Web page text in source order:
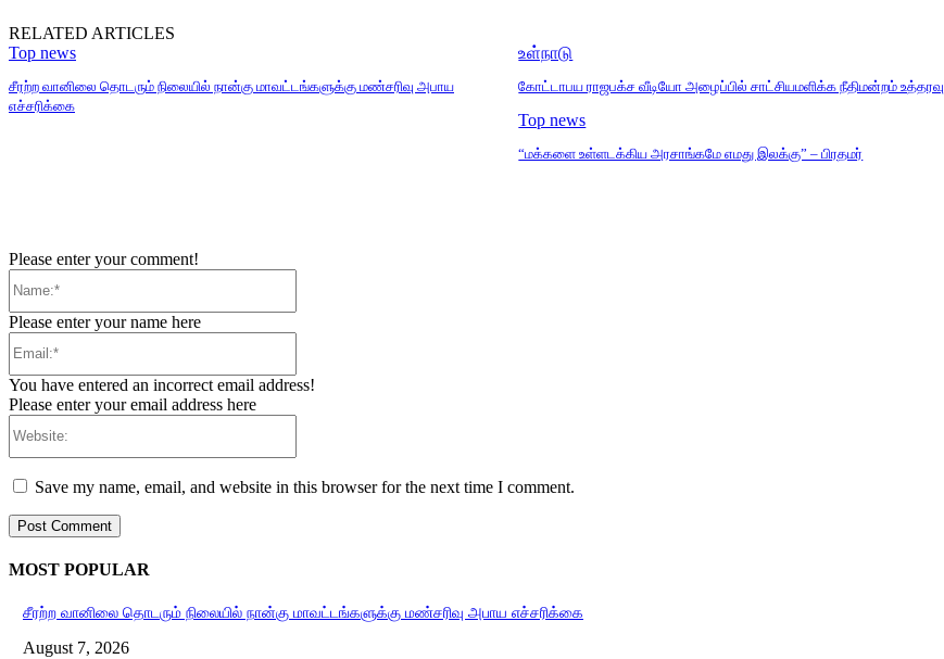
RELATED ARTICLES
Top news
சீரற்ற வானிலை தொடரும் நிலையில் நான்கு மாவட்டங்களுக்கு மண்சரிவு அபாய
எச்சரிக்கை
உள்நாடு
கோட்டாபய ராஜபக்ச வீடியோ அழைப்பில் சாட்சியமளிக்க நீதிமன்றம் உத்தரவு
Top news
“மக்களை உள்ளடக்கிய அரசாங்கமே எமது இலக்கு” – பிரதமர்
Please enter your comment!
Please enter your name here
You have entered an incorrect email address!
Please enter your email address here
Save my name, email, and website in this browser for the next time I comment.
MOST POPULAR
சீரற்ற வானிலை தொடரும் நிலையில் நான்கு மாவட்டங்களுக்கு மண்சரிவு அபாய எச்சரிக்கை
August 7, 2026